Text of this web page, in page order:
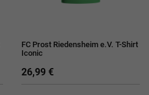
FC Prost Riedensheim e.V. T-Shirt
Iconic
26,99 €